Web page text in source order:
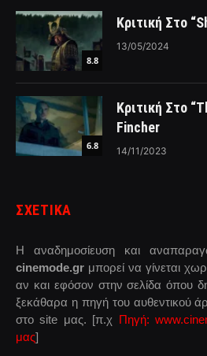
8.8
Κριτική Στο
13/05/2024
6.8
Κριτική Στο
Fincher
14/11/2023
ΣΧΕΤΙΚΑ
Η αναδημοσίευση και
cinemode.gr μπορεί να γίνεται
αν και εφόσον στην σελίδα όπου
ξεκάθαρα η πηγή του αυθεντικού
στο site μας. [π.χ Πηγή:
μας]